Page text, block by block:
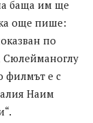
баща им ще
още пише:
по
Сюлейманоглу
филмът е с
Наим